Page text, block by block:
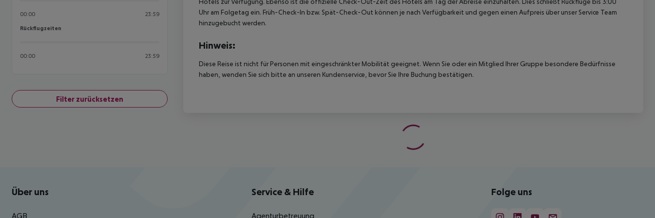
00:00 23:59
Rückflugzeiten
Rückflugzeiten
00:00 23:59
Filter zurücksetzen
Uhr am Folgetag ein. Früh-Check-In bzw. Spät-Check-Out können je nach Verfügbarkeit und gegen einen Aufpreis über unser Service Team
hinzugebucht werden.
Hinweis:
Diese Reise ist nicht für Personen mit eingeschränkter Mobilität geeignet. Wenn Sie oder ein Mitglied Ihrer Gruppe besondere Bedürfnisse
haben, wenden Sie sich bitte an unseren Kundenservice, bevor Sie Ihre Buchung bestätigen.
Footer navigation
Über uns
AGB
Service & Hilfe
Agenturbetreuung
Folge uns